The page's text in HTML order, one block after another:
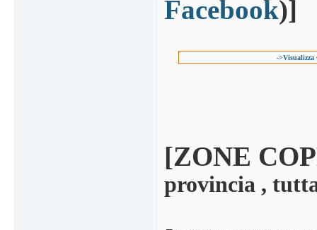
Facebook)]
->Visualizza
[ZONE
provincia ,